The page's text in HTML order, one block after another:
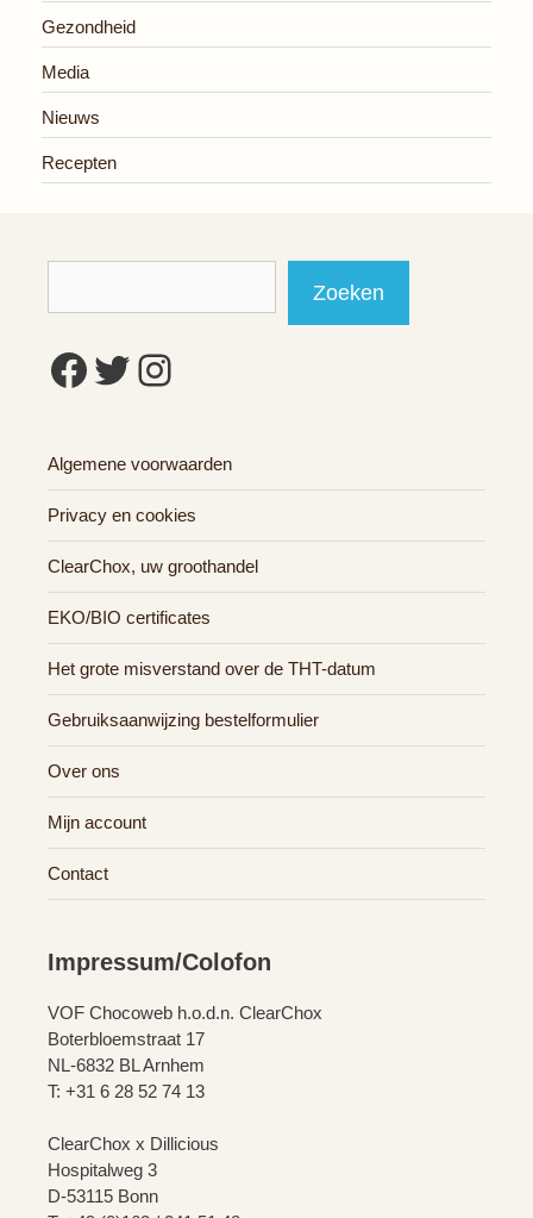
Gezondheid
Media
Nieuws
Recepten
Zoeken
Facebook
Twitter
Instagram
Algemene voorwaarden
Privacy en cookies
ClearChox, uw groothandel
EKO/BIO certificates
Het grote misverstand over de THT-datum
Gebruiksaanwijzing bestelformulier
Over ons
Mijn account
Contact
Impressum/Colofon
VOF Chocoweb h.o.d.n. ClearChox
Boterbloemstraat 17
NL-6832 BL Arnhem
T: +31 6 28 52 74 13
ClearChox x Dillicious
Hospitalweg 3
D-53115 Bonn